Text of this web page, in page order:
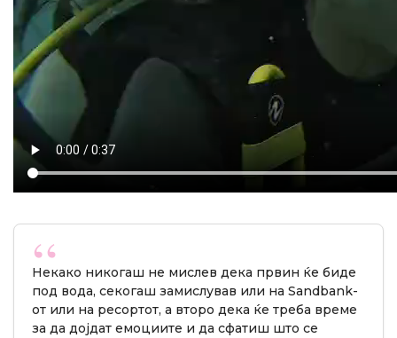
Некако никогаш не мислев дека првин ќе биде
под вода, секогаш замислував или на Sandbank-
от или на ресортот, а второ дека ќе треба време
за да дојдат емоциите и да сфатиш што се